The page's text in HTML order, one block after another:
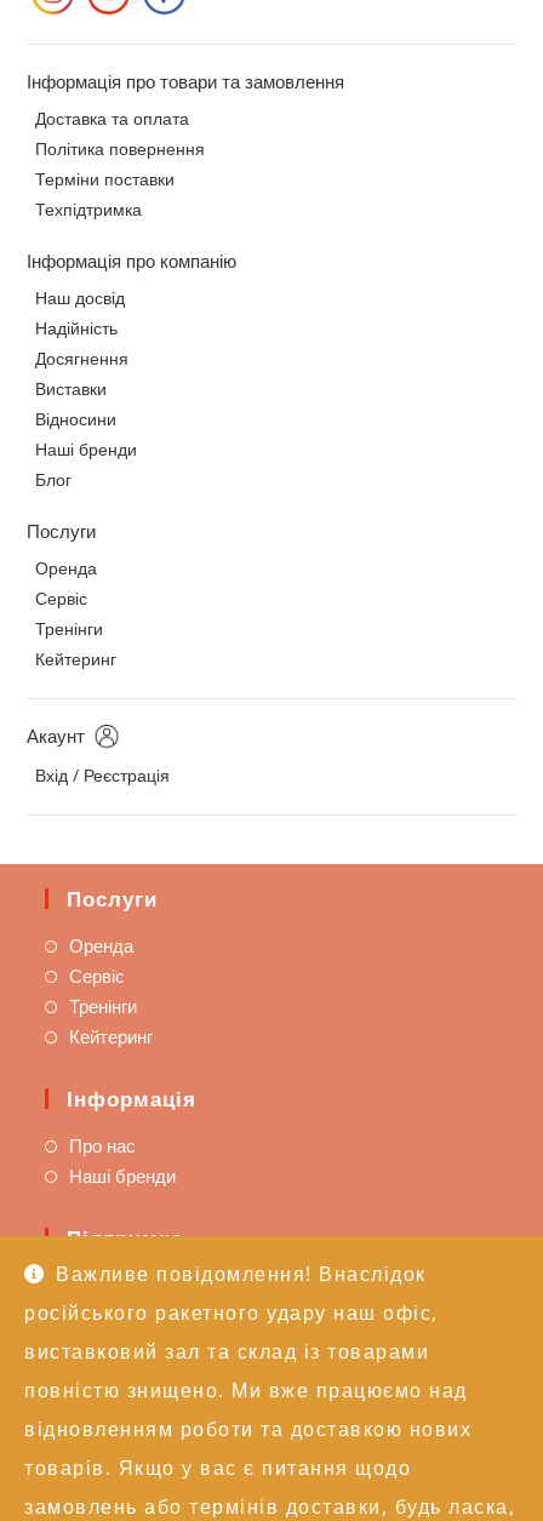
Важливе повідомлення! Внаслідок
російського ракетного удару наш офіс,
виставковий зал та склад із товарами
повністю знищено. Ми вже працюємо над
відновленням роботи та доставкою нових
товарів. Якщо у вас є питання щодо
замовлень або термінів доставки, будь ласка,
Інформація про товари та замовлення
Доставка та оплата
Політика повернення
Терміни поставки
Техпідтримка
Інформація про компанію
Наш досвід
Надійність
Досягнення
Виставки
Відносини
Наші бренди
Блог
Послуги
Оренда
Сервіс
Тренінги
Кейтеринг
Акаунт
Вхід / Реєстрація
Послуги
Оренда
Сервіс
Тренінги
Кейтеринг
Інформація
Про нас
Наші бренди
Підтримка
Доставка та оплата
Політика повернення
Техпідтримка
+38 (050) 246-17-15
info@alexgroupe.com
Більше інформації